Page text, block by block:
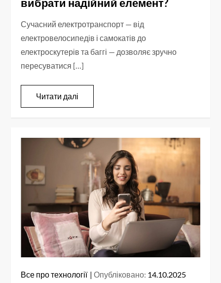
Сучасний електротранспорт — від
електровелосипедів і самокатів до
електроскутерів та баггі — дозволяє зручно
пересуватися […]
Читати далі
Все про технології Опубліковано: 14.10.2025